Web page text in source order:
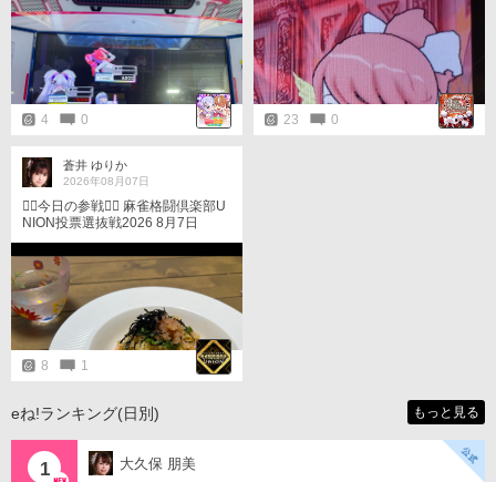
4 0
タートで、協力の時間は14間隔で
す。 ・サークル対戦 17:06，17:1
8，17:30 ・マジコロ【極凶(無理
なら大凶)】17:42，17:56 【凶】1
8:10，18:24 【大凶】18:38，18:5
2
23
0
蒼井 ゆりか
2026年08月07日
★󾭨︎今日の参戦󾭨︎★ 麻雀格闘倶楽部U
NION投票選抜戦2026 8月7日
（金）󾠋️20時〜東風 󾠋️21時〜三
麻 ★󾭨︎★󾭨︎★󾭨︎★󾭨︎★󾭨︎★ お昼ご飯に明
太子パスタを作りました󾥫󾠔 o(*･
ω･)○ ﾌｧｲﾄｰ!
8 1
eね!ランキング(日別) もっと見る
1 大久保 朋美